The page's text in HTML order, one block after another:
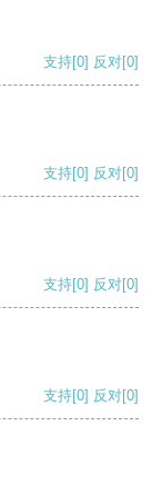
支持[0] 反对[0]
支持[0] 反对[0]
支持[0] 反对[0]
支持[0] 反对[0]